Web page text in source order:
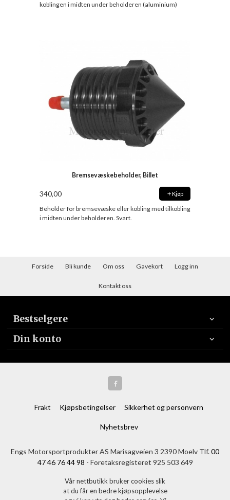
koblingen i midten under beholderen (aluminium)
Bremsevæskebeholder, Billet
340,00 Kjøp
Beholder for bremsevæske eller kobling med tilkobling
i midten under beholderen. Svart.
Forside Bli kunde Om oss Gavekort Logg inn
Kontakt oss
Bestselgere
Din konto
Frakt Kjøpsbetingelser Sikkerhet og personvern
Nyhetsbrev
Engs Motorsportprodukter AS Marisagveien 3 2390 Moelv Tlf.00
47 46 76 44 98 - Foretaksregisteret 925 503 649
Vår nettbutikk bruker cookies slik
at du får en bedre kjøpsopplevelse